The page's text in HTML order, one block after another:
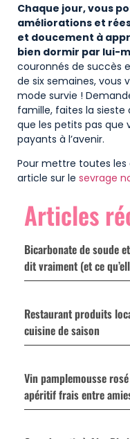
Chaque jour, vous
améliorations et
et doucement à
bien dormir par lui-
couronnés de succès
de six semaines, vous
mode survie !
famille, faites la sieste
que les petits pas
payants à l’avenir.
Pour mettre toutes
article sur le sevrage
Articles
Bicarbonate de soude
dit vraiment (et ce
Restaurant produits
cuisine de saison
Vin pamplemousse
apéritif frais entre